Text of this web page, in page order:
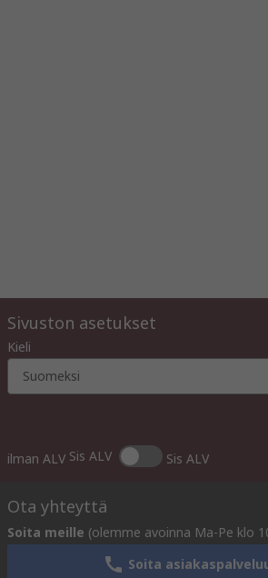
Sivuston asetukset
Kieli
Suomeksi
ilman ALV Sis ALV Sis ALV
Ota yhteyttä
Soita meille (olemme avoinna Ma-Pe klo
Soita